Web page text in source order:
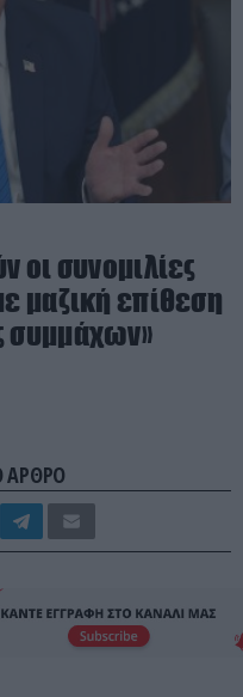
οι συνομιλίες
μαζική επίθεση
συμμάχων»
ΑΡΘΡΟ